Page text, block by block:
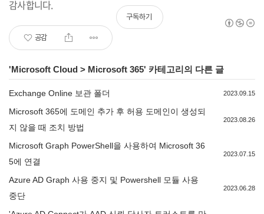
감사합니다.
공감
구독하기
'Microsoft Cloud > Microsoft 365' 카테고리의 다른 글
Exchange Online 보관 폴더 2023.09.15
Microsoft 365에 도메인 추가 후 허용 도메인이 생성되
지 않을 때 조치 방법
2023.08.26
Microsoft Graph PowerShell을 사용하여 Microsoft 36
5에 연결
2023.07.15
Azure AD Graph 사용 중지 및 Powershell 모듈 사용
중단
2023.06.28